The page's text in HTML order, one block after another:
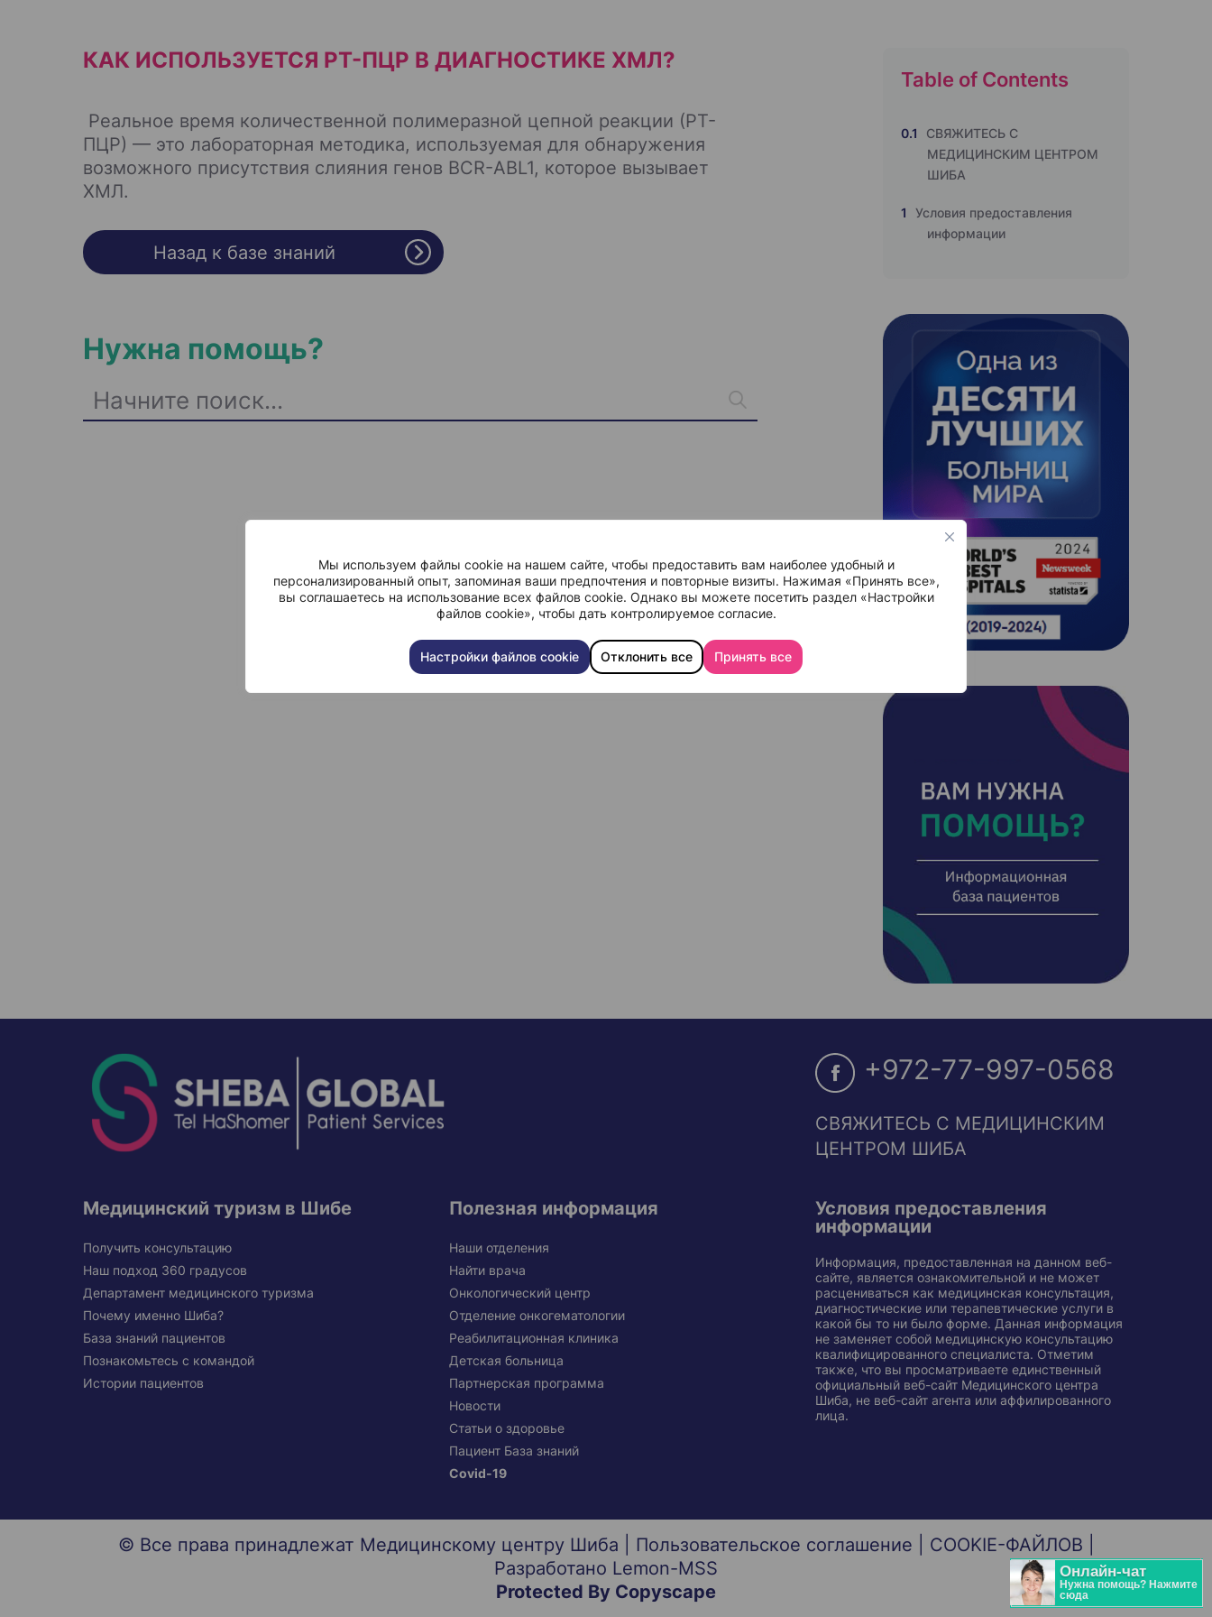
Мы используем файлы cookie на нашем сайте, чтобы предоставить вам наиболее удобный и
персонализированный опыт, запоминая ваши предпочтения и повторные визиты. Нажимая «Принять все»,
вы соглашаетесь на использование всех файлов cookie. Однако вы можете посетить раздел «Настройки
файлов cookie», чтобы дать контролируемое согласие.
Настройки файлов cookie Отклонить все Принять все
КАК ИСПОЛЬЗУЕТСЯ РТ-ПЦР В ДИАГНОСТИКЕ ХМЛ?
Реальное время количественной полимеразной цепной реакции (РТ-
ПЦР) — это лабораторная методика, используемая для обнаружения
возможного присутствия слияния генов BCR-ABL1, которое вызывает
ХМЛ.
Назад к базе знаний
Нужна помощь?
Table of Contents
0.1
СВЯЖИТЕСЬ С
МЕДИЦИНСКИМ ЦЕНТРОМ
ШИБА
1
Условия предоставления
информации
+972-77-997-0568
СВЯЖИТЕСЬ С МЕДИЦИНСКИМ
ЦЕНТРОМ ШИБА
Медицинский туризм в Шибе
Получить консультацию
Наш подход 360 градусов
Департамент медицинского туризма
Почему именно Шиба?
База знаний пациентов
Познакомьтесь с командой
Истории пациентов
Полезная информация
Наши отделения
Найти врача
Онкологический центр
Отделение онкогематологии
Реабилитационная клиника
Детская больница
Партнерская программа
Новости
Статьи о здоровье
Пациент База знаний
Covid-19
Условия предоставления
информации
Информация, предоставленная на данном веб-
сайте, является ознакомительной и не может
расцениваться как медицинская консультация,
диагностические или терапевтические услуги в
какой бы то ни было форме. Данная информация
не заменяет собой медицинскую консультацию
квалифицированного специалиста. Отметим
также, что вы просматриваете единственный
официальный веб-сайт Медицинского центра
Шиба, не веб-сайт агента или аффилированного
лица.
© Все права принадлежат Медицинскому центру Шиба | Пользовательское соглашение COOKIE-ФАЙЛОВ
Разработано Lemon-MSS
Protected By Copyscape
Онлайн-чат
Нужна помощь? Нажмите
сюда